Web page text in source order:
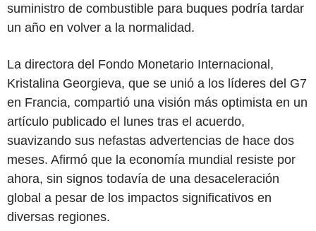
suministro de combustible para buques podría tardar
un año en volver a la normalidad.
La directora del Fondo Monetario Internacional,
Kristalina Georgieva, que se unió a los líderes del G7
en Francia, compartió una visión más optimista en un
artículo publicado el lunes tras el acuerdo,
suavizando sus nefastas advertencias de hace dos
meses. Afirmó que la economía mundial resiste por
ahora, sin signos todavía de una desaceleración
global a pesar de los impactos significativos en
diversas regiones.